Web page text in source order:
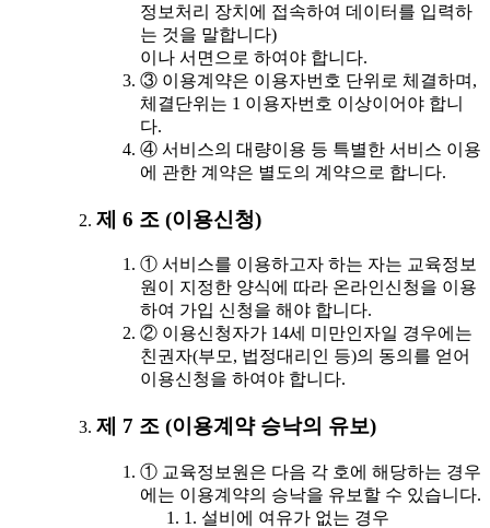
정보처리 장치에 접속하여 데이터를 입력하
는 것을 말합니다)
이나 서면으로 하여야 합니다.
③ 이용계약은 이용자번호 단위로 체결하며,
체결단위는 1 이용자번호 이상이어야 합니
다.
④ 서비스의 대량이용 등 특별한 서비스 이용
에 관한 계약은 별도의 계약으로 합니다.
제 6 조 (이용신청)
① 서비스를 이용하고자 하는 자는 교육정보
원이 지정한 양식에 따라 온라인신청을 이용
하여 가입 신청을 해야 합니다.
② 이용신청자가 14세 미만인자일 경우에는
친권자(부모, 법정대리인 등)의 동의를 얻어
이용신청을 하여야 합니다.
제 7 조 (이용계약 승낙의 유보)
① 교육정보원은 다음 각 호에 해당하는 경우
에는 이용계약의 승낙을 유보할 수 있습니다.
1. 설비에 여유가 없는 경우